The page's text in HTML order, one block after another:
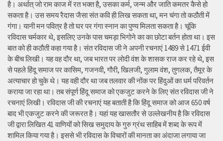
है। अर्थात् जो राम काज में रत भक्त है, उसका कर्म, जन्म और जाति कमतर कैसे हो
सकता है। उस समय रैदास जैसा संत कवि ही लिख सकता था, मन चंगा तो कठौती में
गंगा। यानी मन पवित्र है तो घर पर गंगा स्नान का पुण्य मिलता सकता है। चूंकि
रविदास चर्मकार थे, इसलिए उनके पास चमड़ा भिगोने का का छोटा बर्तन होता था। इस
बात को ही कठौती कहा गया है। संत रविदास जी ने अपनी रचनाएं 1489 से 1471 ईवी
के बीच लिखी। यह वह दौर था, जब भारत पर लोदी वंश के शासक राज कर रहे थे, इस
से पहले हिंदू समाज पर कासिम, गजनवी, गौरी, खिलजी, गुलाम वंश, तुगलक, तैमूर के
अत्याचार हो चुके थे। यह वही दौर था जब तलवार की नोंक पर हिंदुओं का धर्म परिवर्तन
कराया जा रहा था। तब संपूर्ण हिंदू समाज को एकजुट करने के लिए संत रविदास जी ने
रचनाएं लिखी। रविदास जी की रचनाएं यह बताती है कि हिंदू समाज को आज 650 वर्ष
बाद भी एकजुट करने की जरूरत है। यहां यह खासतौर से उल्लेखनीय है कि रविदास
जी द्वारा लिखित 41 वाणियोंं को सिख समुदाय के गुरु ग्रंथ साहिब में शब्द के रूप में
शामिल किया गया है। इससे भी रविदास के विचारों की मानता का अंदाजा लगाया जा